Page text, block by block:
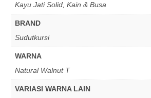
Kayu Jati Solid, Kain & Busa
BRAND
Sudutkursi
WARNA
Natural Walnut T
VARIASI WARNA LAIN